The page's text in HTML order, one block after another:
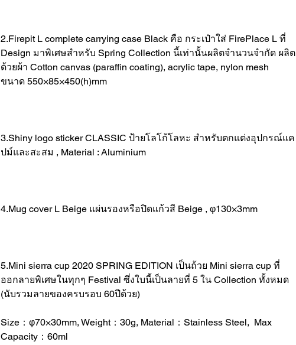
2.Firepit L complete carrying case Black คือ กระเป๋าใส่ FirePlace L ที่
Design มาพิเศษสำหรับ Spring Collection นี้เท่านั้นผลิตจำนวนจำกัด ผลิต
ด้วยผ้า Cotton canvas (paraffin coating), acrylic tape, nylon mesh
ขนาด 550×85×450(h)mm
3.Shiny logo sticker CLASSIC ป้ายโลโก้โลหะ สำหรับตกแต่งอุปกรณ์แค
ปม์และสะสม , Material : Aluminium
4.Mug cover L Beige แผ่นรองหรือปิดแก้วสี Beige , φ130×3mm
5.Mini sierra cup 2020 SPRING EDITION เป็นถ้วย Mini sierra cup ที่
ออกลายพิเศษในทุกๆ Festival ซึ่งใบนี้เป็นลายที่ 5 ใน Collection ทั้งหมด
(นับรวมลายของครบรอบ 60ปีด้วย)
Size：φ70×30mm, Weight：30g, Material：Stainless Steel, Max
Capacity：60ml